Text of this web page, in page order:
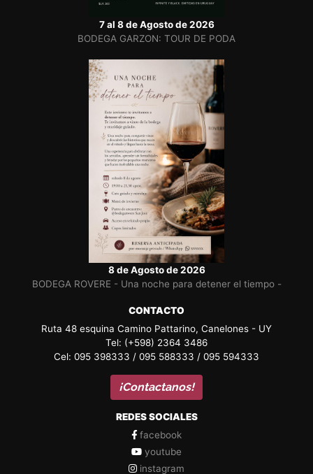
7 al 8 de Agosto de 2026
BODEGA GARZON: TOUR DE PODA
8 de Agosto de 2026
BODEGA ROVERE - Una noche para detener el tiempo -
CONTACTO
Ruta 48 esquina Camino Pattarino, Canelones - UY
Tel: (+598) 2364 3486
Cel: 095 398333 / 095 588333 / 095 594333
¡Contactanos!
REDES SOCIALES
facebook
youtube
instagram